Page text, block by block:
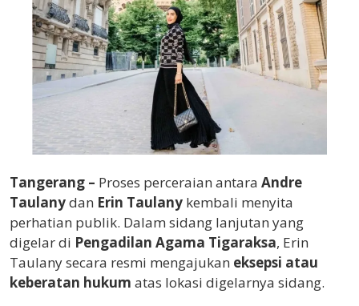
Tangerang – Proses perceraian antara Andre
Taulanydan Erin Taulany kembali menyita
perhatian publik. Dalam sidang lanjutan yang
digelar di Pengadilan Agama Tigaraksa, Erin
Taulany secara resmi mengajukan eksepsi atau
keberatan hukum atas lokasi digelarnya sidang.